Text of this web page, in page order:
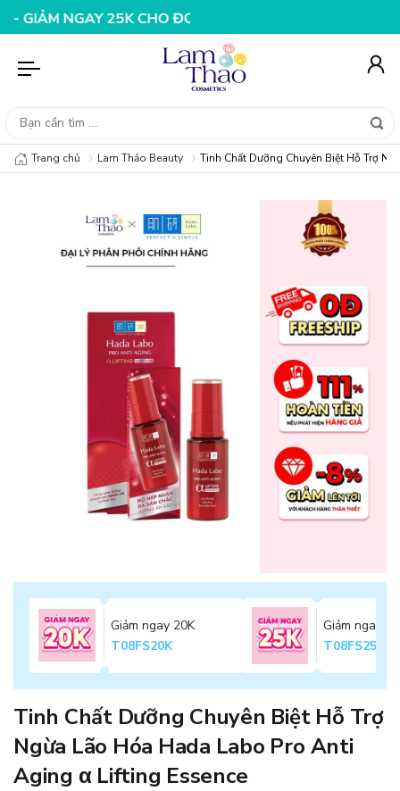
25K CHO ĐƠN HÀNG 99K
Trang chủ Lam Thảo Beauty Tinh Chất Dưỡng Chuyên Biệt Hỗ Trợ
Giảm ngay 20K
T08FS20K
Giảm ngay
T08FS25K
Tinh Chất Dưỡng Chuyên Biệt Hỗ Trợ
Ngừa Lão Hóa Hada Labo Pro Anti
Aging α Lifting Essence